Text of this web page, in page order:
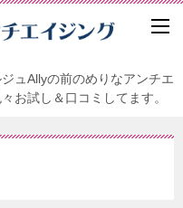
ュAllyの前のめりなアンチエ
お試し＆口コミしてます。